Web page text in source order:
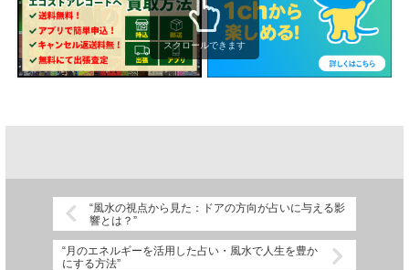
スクロールできます
“風水の視点から見た：ドアの方向が占いに与える影
響とは？”
“月のエネルギーを活用した占い・風水で人生を豊か
にする方法”